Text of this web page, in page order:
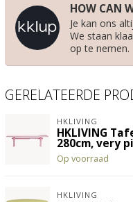
HOW CAN
Je kan ons
We staan
op te nemen.
GERELATEERDE
HKLIVING
HKLIVING
280cm, very
Op voorraad
HKLIVING